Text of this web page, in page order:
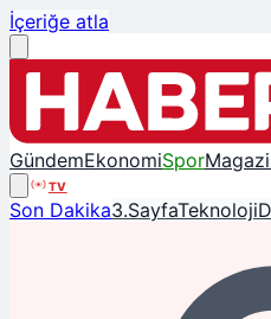
İçeriğe atla
GündemEkonomiSpor
TV
Son Dakika3.SayfaTeknoloji